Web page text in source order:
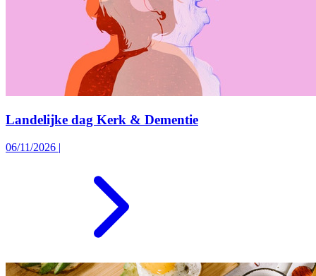
Landelijke dag Kerk & Dementie
06/11/2026 |